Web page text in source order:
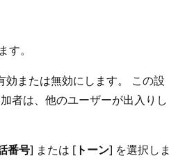
す。
効または無効にします。 この設
者は、他のユーザーが出入りし
番号] または [ トーン] を選択しま